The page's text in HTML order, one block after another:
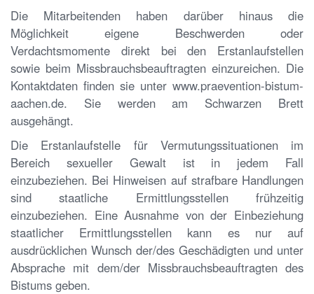
Die Mitarbeitenden haben darüber hinaus die
Möglichkeit eigene Beschwerden oder
Verdachtsmomente direkt bei den Erstanlaufstellen
sowie beim Missbrauchsbeauftragten einzureichen. Die
Kontaktdaten finden sie unter www.praevention-bistum-
aachen.de. Sie werden am Schwarzen Brett
ausgehängt.
Die Erstanlaufstelle für Vermutungssituationen im
Bereich sexueller Gewalt ist in jedem Fall
einzubeziehen. Bei Hinweisen auf strafbare Handlungen
sind staatliche Ermittlungsstellen frühzeitig
einzubeziehen. Eine Ausnahme von der Einbeziehung
staatlicher Ermittlungsstellen kann es nur auf
ausdrücklichen Wunsch der/des Geschädigten und unter
Absprache mit dem/der Missbrauchsbeauftragten des
Bistums geben.